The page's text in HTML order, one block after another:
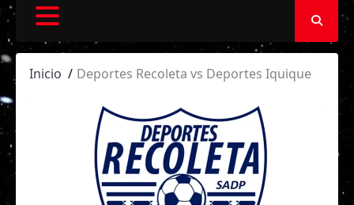
Inicio Deportes Recoleta vs Deportes Iquique